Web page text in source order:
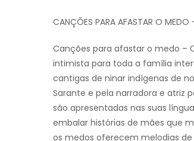
CANÇÕES PARA AFASTAR O
Canções para afastar o medo –
intimista para toda a família
cantigas de ninar indígenas de
Sarante e pela narradora e atriz
são apresentadas nas suas
embalar histórias de mães que
os medos oferecem melodias